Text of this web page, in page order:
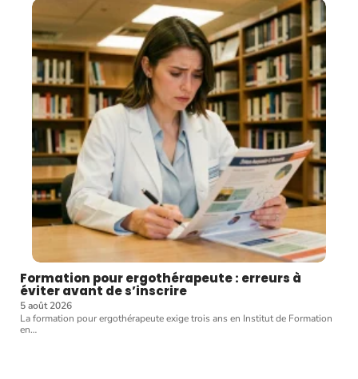
Formation pour ergothérapeute : erreurs à
éviter avant de s’inscrire
5 août 2026
La formation pour ergothérapeute exige trois ans en Institut de Formation
en…